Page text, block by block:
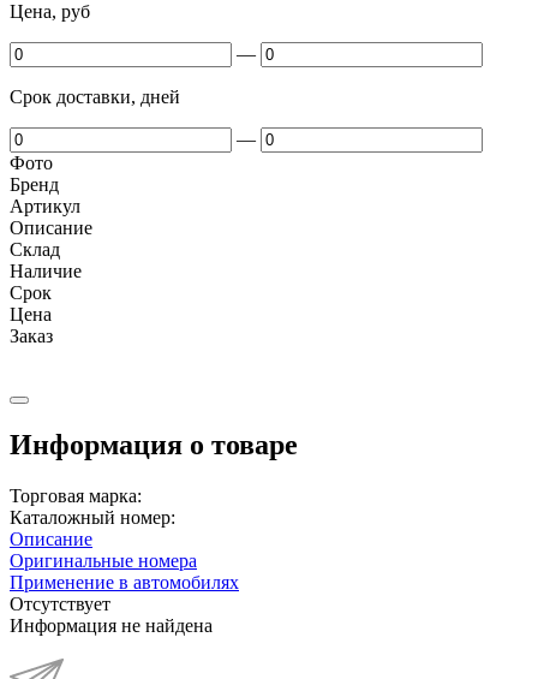
Цена, руб
—
Срок доставки, дней
—
Фото
Бренд
Артикул
Описание
Cклад
Наличие
Срок
Цена
Заказ
Информация о товаре
Торговая марка:
Каталожный номер:
Описание
Оригинальные номера
Применение в автомобилях
Отсутствует
Информация не найдена